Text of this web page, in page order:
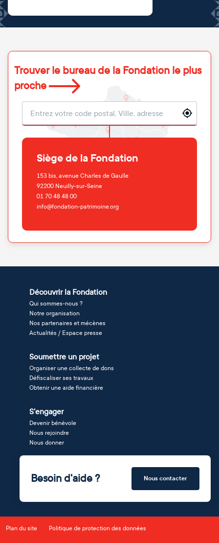
Trouver le bureau de la Fondation le plus
proche
Localisation
Siège de la Fondation
153 bis, avenue Charles de Gaulle
92200 Neuilly-sur-Seine
01 70 48 48 00
info@fondation-patrimoine.org
Découvrir la Fondation
Qui sommes-nous ?
Notre organisation
Nos partenaires et mécènes
Actualités / Espace presse
Soumettre un projet
Organiser une collecte de dons
Défiscaliser ses travaux
Obtenir une aide financière
S'engager
Devenir bénévole
Nous rejoindre
Nous donner
Besoin d'aide ? Nous contacter
Plan du site Politique de protection des données